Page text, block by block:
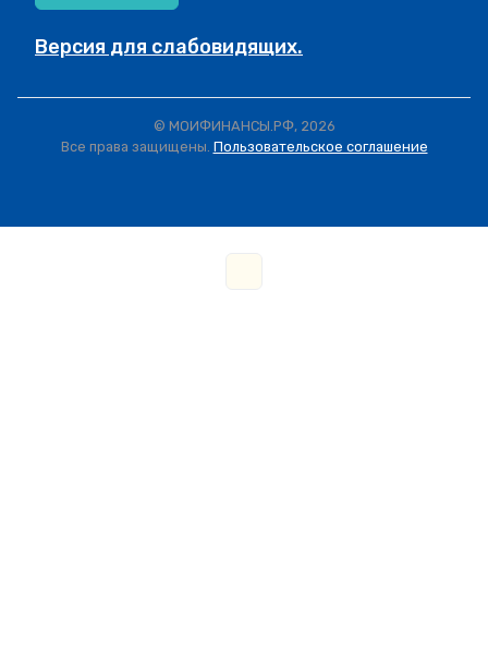
Версия для слабовидящих.
© МОИФИНАНСЫ.РФ, 2026
Все права защищены. Пользовательское соглашение